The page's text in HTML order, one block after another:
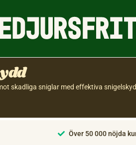
skadliga sniglar med effektiva
Över 50 000 nöjda